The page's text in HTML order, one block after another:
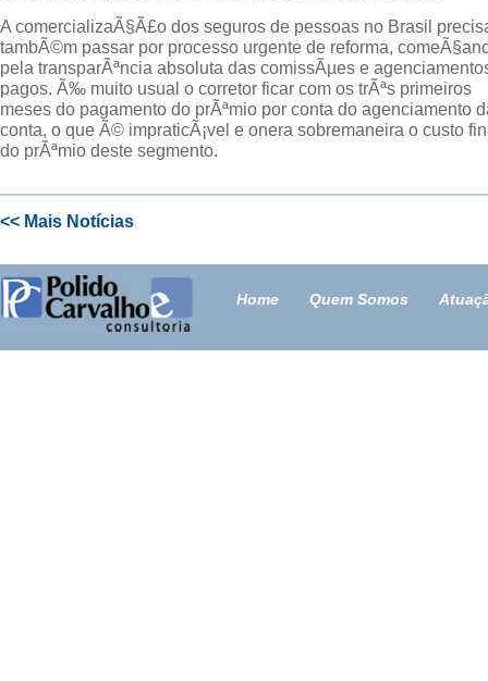
A comercializaÃ§Ã£o dos seguros de pessoas no Brasil
tambÃ©m passar por processo urgente de reforma,
pela transparÃªncia absoluta das comissÃµes e
pagos. Ã‰ muito usual o corretor ficar com os trÃªs primeiros
meses do pagamento do prÃªmio por conta do agenciamento
conta, o que Ã© impraticÃ¡vel e onera sobremaneira o custo
do prÃªmio deste segmento.
<< Mais Notícias
Home Quem Somos